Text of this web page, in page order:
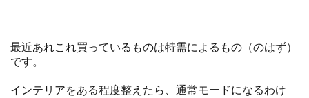
最近あれこれ買っているものは特需によるもの（のはず）
です。
インテリアをある程度整えたら、通常モードになるわけ